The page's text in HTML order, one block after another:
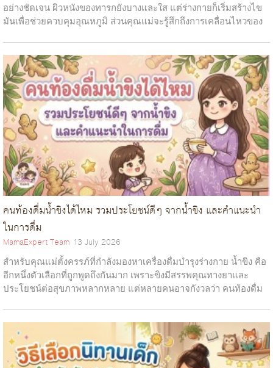
รวบรวมความน่ารักของเด็ก ความสดใสของลูกๆ ชาวเพจ
Mamaexpert น่ารักโดนใจจริงๆ จ้า
MamaExpert Team 19 May 2021
สวัสดีค่ะ คุณพ่อคุณแม่ทุกท่าน วันนี้ Mamaexpert ได้รวบรวมความ
น่ารัก สดใสของลูกๆ ชาวเพจ Mamaexpert Thailand ที่คุณพ่อคุณแม่
ต่างส่งความน่ารักสดใส ความออดอ้อน มาให้ Mamaexpertได้ชมทาง
กล่องข้อความ บอกเล...
หัวนมเป็นแผล ให้นมลูกได้ไหม . . หัวนมแตก เป็นอีกหนึ่งปัญหาที่คุณ
แม่มือใหม่หลายท่านกำลังเผชิญในช่วงประมาณสัปดาห์แรกหลังจากที่
เริ่มมีการให้นมบุตร โดยมีสาเหตุส่วนใหญ่มาจากการที่ลูกน้อยยังอยู่
ใ...
เครื่องปั่นอาหารทารก ไอเทมที่จะช่วยให้คุณแม่ เตรียมอาหารลูก
ง่ายขึ้น
MamaExpert Team 05 October 2022
เครื่องปั่นอาหารทารก . . คุณแม่บ้านไหนที่มีลูกเล็ก การเตรียมอาหาร
สำหรับลูกจะง่ายขึ้นหากมีเครื่องปั่นอาหารเด็กเพราะจะช่วยปะหยัด
เวลาในการปรุงอาหาร เครื่องปั่นอาหารเด็กยังมีหลากหลายฟังก์ชั่นที่
สาม...
อย่างชัดเจน ผิวหนังของทารกยังบางและใส แต่ร่างกายก็เริ่มสร้างไข
มันเพื่อช่วยควบคุมอุณหภูมิ ส่วนคุณแม่จะรู้สึกถึงการเคลื่อนไหวของ
คนท้องดื่มน้ำขิงได้ไหม รวมประโยชน์ดีๆ จากน้ำขิง และคำแนะนำ
ในการดื่ม
MamaExpert Team 13 July 2026
สำหรับคุณแม่ตั้งครรภ์ที่กำลังมองหาเครื่องดื่มบำรุงร่างกาย น้ำขิง คือ
อีกหนึ่งตัวเลือกที่ถูกพูดถึงกันมาก เพราะขิงมีสรรพคุณทางยาและ
ประโยชน์ต่อสุขภาพหลากหลาย แต่หลายคนอาจกังวลว่า คนท้องดื่ม